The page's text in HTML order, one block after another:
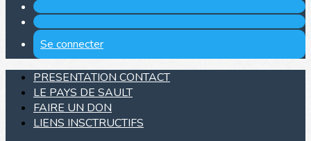
Se connecter
PRESENTATION CONTACT
LE PAYS DE SAULT
FAIRE UN DON
LIENS INSCTRUCTIFS